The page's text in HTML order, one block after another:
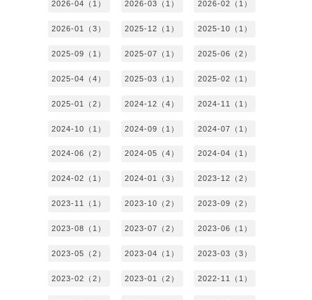
2026-04（1） 2026-03（1） 2026-02（1）
2026-01（3） 2025-12（1） 2025-10（1）
2025-09（1） 2025-07（1） 2025-06（2）
2025-04（4） 2025-03（1） 2025-02（1）
2025-01（2） 2024-12（4） 2024-11（1）
2024-10（1） 2024-09（1） 2024-07（1）
2024-06（2） 2024-05（4） 2024-04（1）
2024-02（1） 2024-01（3） 2023-12（2）
2023-11（1） 2023-10（2） 2023-09（2）
2023-08（1） 2023-07（2） 2023-06（1）
2023-05（2） 2023-04（1） 2023-03（3）
2023-02（2） 2023-01（2） 2022-11（1）